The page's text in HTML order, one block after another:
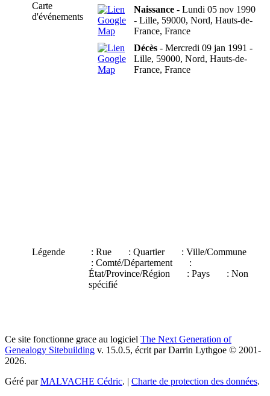
Carte
d'événements
Naissance - Lundi 05 nov 1990
- Lille, 59000, Nord, Hauts-de-
France, France
Décès - Mercredi 09 jan 1991 -
Lille, 59000, Nord, Hauts-de-
France, France
Légende : Rue : Quartier
: Ville/Commune
: Comté/Département
:
État/Province/Région
: Pays
: Non
spécifié
Ce site fonctionne grace au logiciel The Next Generation of
Genealogy Sitebuilding v. 15.0.5, écrit par Darrin Lythgoe © 2001-
2026.
Géré parMALVACHE Cédric. | Charte de protection des données.